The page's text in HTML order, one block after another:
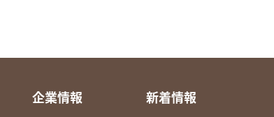
企業情報 新着情報